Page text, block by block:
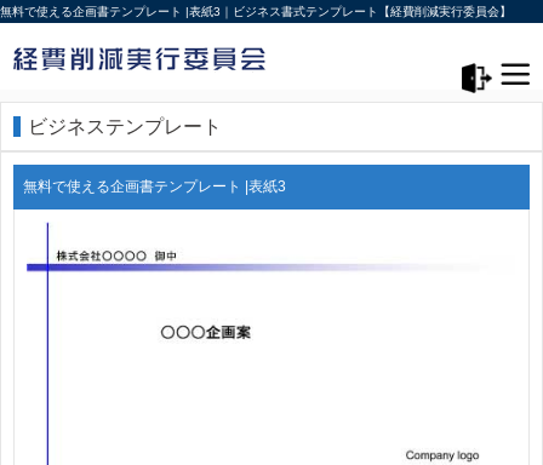
無料で使える企画書テンプレート |表紙3｜ビジネス書式テンプレート【経費削減実行委員会】
ビジネステンプレート
無料で使える企画書テンプレート |表紙3